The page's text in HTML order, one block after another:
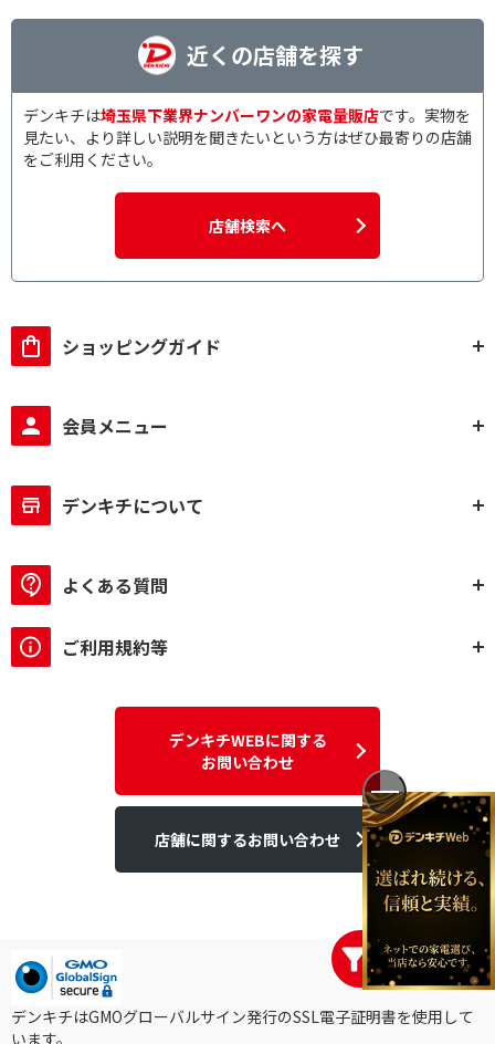
近くの店舗を探す
デンキチは埼玉県下業界ナンバーワンの家電量販店です。実物を
見たい、より詳しい説明を聞きたいという方はぜひ最寄りの店舗
をご利用ください。
店舗検索へ
ショッピングガイド
会員メニュー
デンキチについて
よくある質問
ご利用規約等
デンキチWEBに関する
お問い合わせ
店舗に関するお問い合わせ
デンキチはGMOグローバルサイン発行のSSL電子証明書を使用して
います。